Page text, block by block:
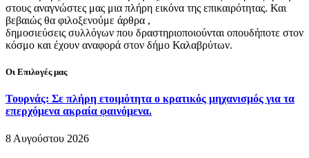
στους αναγνώστες μας μια πλήρη εικόνα της επικαιρότητας. Και
βεβαιώς θα φιλοξενούμε άρθρα ,
δημοσιεύσεις συλλόγων που δραστηριοποιούνται οπουδήποτε στον
κόσμο και έχουν αναφορά στον δήμο Καλαβρύτων.
Οι Επιλογές μας
Τουρνάς: Σε πλήρη ετοιμότητα ο κρατικός μηχανισμός για τα
επερχόμενα ακραία φαινόμενα.
8 Αυγούστου 2026